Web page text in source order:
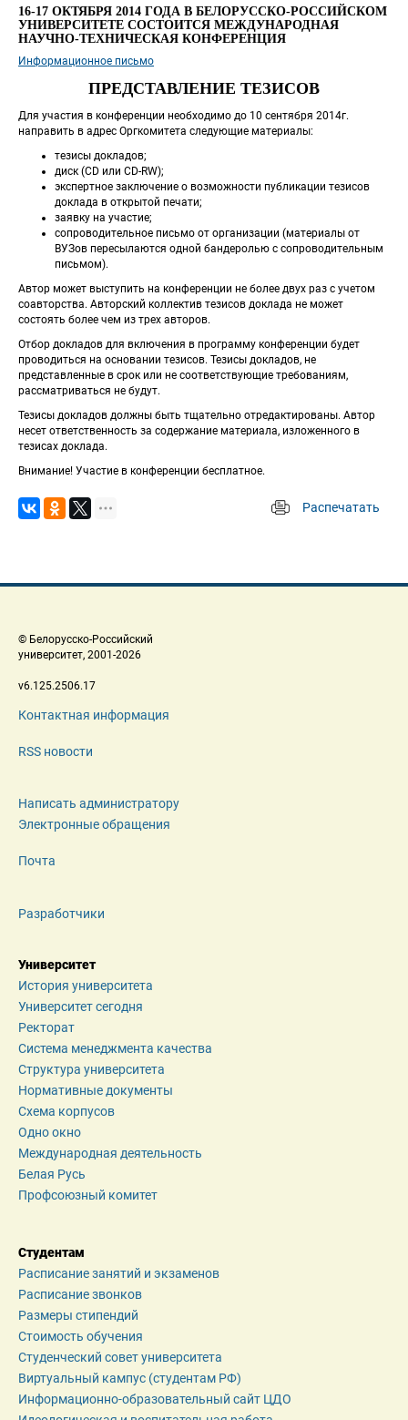
16-17 ОКТЯБРЯ 2014 ГОДА В БЕЛОРУССКО-РОССИЙСКОМ
УНИВЕРСИТЕТЕ СОСТОИТСЯ МЕЖДУНАРОДНАЯ
НАУЧНО-ТЕХНИЧЕСКАЯ КОНФЕРЕНЦИЯ
Информационное письмо
ПРЕДСТАВЛЕНИЕ ТЕЗИСОВ
Для участия в конференции необходимо до 10 сентября 2014г.
направить в адрес Оргкомитета следующие материалы:
тезисы докладов;
диск (СD или CD-RW);
экспертное заключение о возможности публикации тезисов
доклада в открытой печати;
заявку на участие;
сопроводительное письмо от организации (материалы от
ВУЗов пересылаются одной бандеролью с сопроводительным
письмом).
Автор может выступить на конференции не более двух раз с учетом
соавторства. Авторский коллектив тезисов доклада не может
состоять более чем из трех авторов.
Отбор докладов для включения в программу конференции будет
проводиться на основании тезисов. Тезисы докладов, не
представленные в срок или не соответствующие требованиям,
рассматриваться не будут.
Тезисы докладов должны быть тщательно отредактированы. Автор
несет ответственность за содержание материала, изложенного в
тезисах доклада.
Внимание! Участие в конференции бесплатное.
Распечатать
© Белорусско-Российский
университет, 2001-2026
v6.125.2506.17
Контактная информация
RSS новости
Написать администратору
Электронные обращения
Почта
Разработчики
Университет
История университета
Университет сегодня
Ректорат
Система менеджмента качества
Структура университета
Нормативные документы
Схема корпусов
Одно окно
Международная деятельность
Белая Русь
Профсоюзный комитет
Студентам
Расписание занятий и экзаменов
Расписание звонков
Размеры стипендий
Стоимость обучения
Студенческий совет университета
Виртуальный кампус (студентам РФ)
Информационно-образовательный сайт ЦДО